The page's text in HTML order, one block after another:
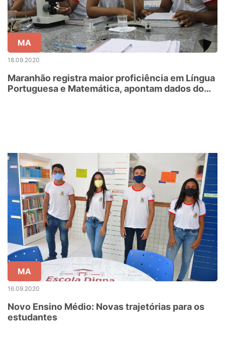
MA
18.09.2020
Maranhão registra maior proficiência em Língua
Portuguesa e Matemática, apontam dados do
MA
16.09.2020
Novo Ensino Médio: Novas trajetórias para os
estudantes